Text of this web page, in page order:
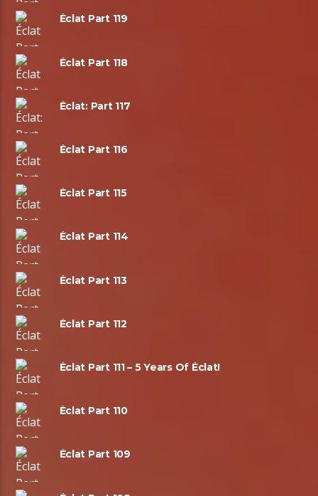
Éclat Part 119
Éclat Part 118
Éclat: Part 117
Éclat Part 116
Éclat Part 115
Éclat Part 114
Éclat Part 113
Éclat Part 112
Éclat Part 111 – 5 Years Of Éclat!
Éclat Part 110
Éclat Part 109